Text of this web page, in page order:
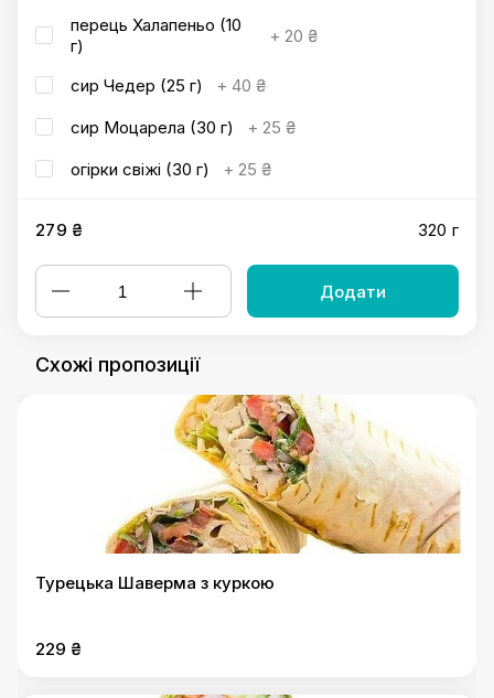
перець Халапеньо (10
г)
+ 20 ₴
сир Чедер (25 г) + 40 ₴
сир Моцарела (30 г)
+ 25 ₴
огірки свіжі (30 г)
+ 25 ₴
279 ₴ 320 г
Додати
Схожі пропозиції
Турецька Шаверма з куркою
229 ₴